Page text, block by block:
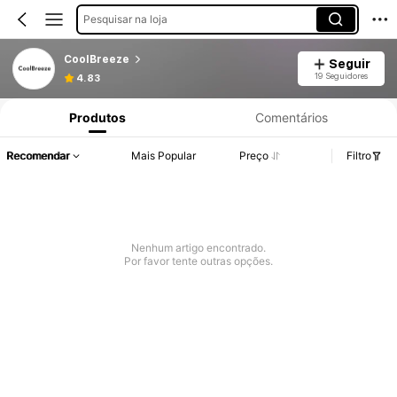
Pesquisar na loja
CoolBreeze
4.83
Seguir
19 Seguidores
Produtos Comentários
Recomendar Mais Popular Preço Filtro
Nenhum artigo encontrado.
Por favor tente outras opções.